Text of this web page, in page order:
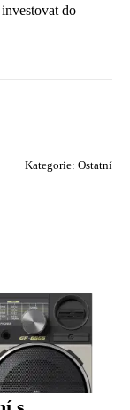
do
Kategorie: Ostatní